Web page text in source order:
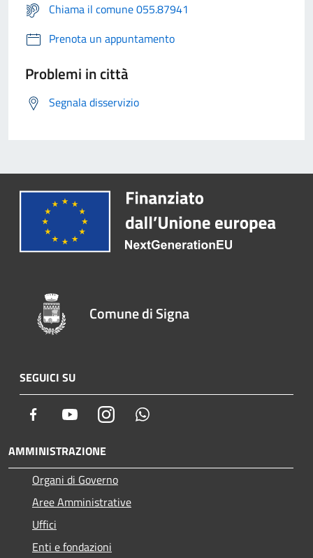
Chiama il comune 055.87941
Prenota un appuntamento
Problemi in città
Segnala disservizio
Comune di Signa
SEGUICI SU
Facebook YoutubeInstagram
AMMINISTRAZIONE
Organi di Governo
Aree Amministrative
Uffici
Enti e fondazioni